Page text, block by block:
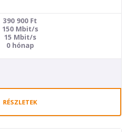
390 900 Ft
150 Mbit/s
15 Mbit/s
0 hónap
RÉSZLETEK